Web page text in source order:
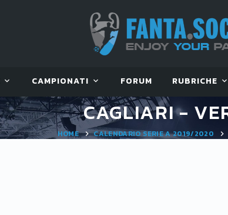
CAMPIONATI FORUM RUBRICHE
CAGLIARI -
HOME CALENDARIO SERIE A 2019/2020